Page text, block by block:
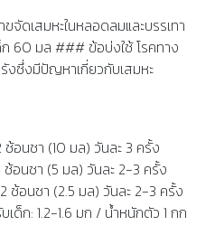
จัดเสมหะในหลอดลมและบรรเทา
ก 60 มล ### ข้อบ่งใช้ โรคทาง
งซึ่งมีปัญหาเกี่ยวกับเสมหะ
ช้อนชา (10 มล) วันละ 3 ครั้ง
ช้อนชา (5 มล) วันละ 2-3 ครั้ง
ช้อนชา (2.5 มล) วันละ 2-3 ครั้ง
เด็ก: 1.2-1.6 มก / น้ำหนักตัว 1 กก